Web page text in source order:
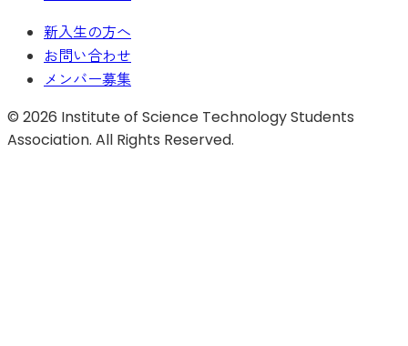
新入生の方へ
お問い合わせ
メンバー募集
© 2026 Institute of Science Technology Students
Association. All Rights Reserved.